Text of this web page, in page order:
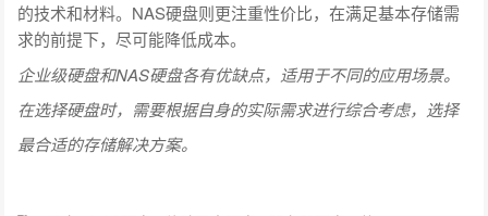
的技术和材料。NAS硬盘则更注重性价比，在满足基本存储需
求的前提下，尽可能降低成本。
企业级硬盘和NAS硬盘各有优缺点，适用于不同的应用场景。
在选择硬盘时，需要根据自身的实际需求进行综合考虑，选择
最合适的存储解决方案。